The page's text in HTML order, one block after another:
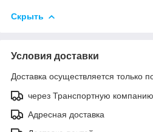
Скрыть
Условия доставки
Доставка осуществляется только
через Транспортную
Адресная доставка